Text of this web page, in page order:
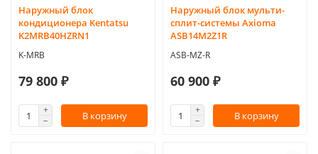
Наружный блок
кондиционера Kentatsu
K2MRB40HZRN1
K-MRB
79 800 ₽
В корзину
Наружный блок мульти-
сплит-системы Axioma
ASB14M2Z1R
ASB-MZ-R
60 900 ₽
В корзину